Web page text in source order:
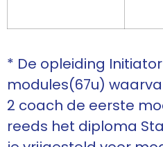
* De opleiding
modules(67u)
2 coach de eerste
reeds het diploma